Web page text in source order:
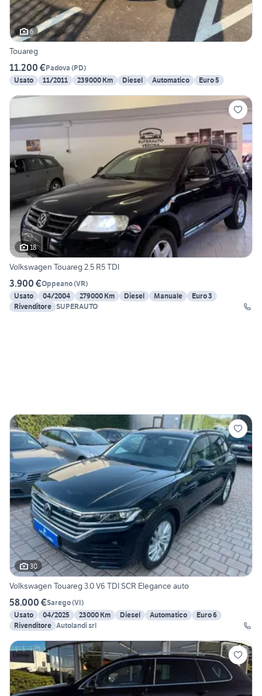
6
Touareg
11.200 €Padova (PD)
Usato
11/2011 239000 Km Diesel Automatico Euro 5
18
Volkswagen Touareg 2.5 R5 TDI
3.900 €Oppeano(VR)
Usato
04/2004 279000 Km Diesel Manuale
Euro 3
Rivenditore SUPERAUTO
30
Volkswagen Touareg 3.0 V6 TDI SCR Elegance auto
58.000 €Sarego(VI)
Usato
04/2025 23000 Km Diesel Automatico
Euro 6
Rivenditore Autolandi srl